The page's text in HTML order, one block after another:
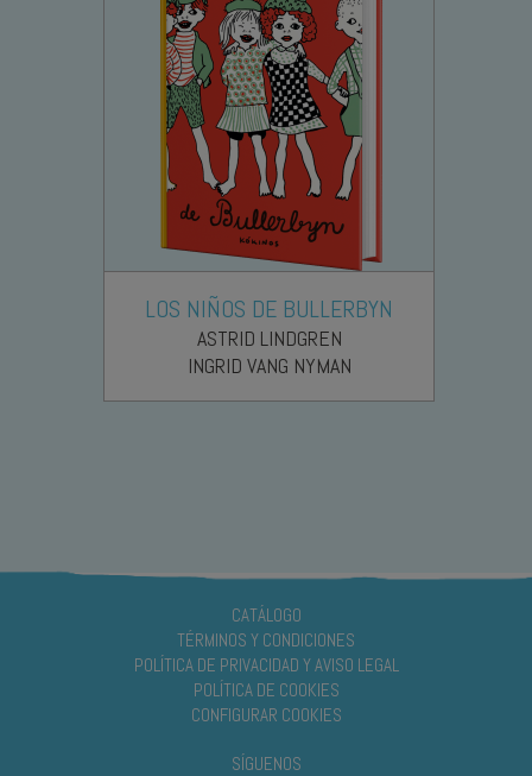
LOS NIÑOS DE BULLERBYN
ASTRID LINDGREN
INGRID VANG NYMAN
CATÁLOGO
TÉRMINOS Y CONDICIONES
POLÍTICA DE PRIVACIDAD Y AVISO LEGAL
POLÍTICA DE COOKIES
CONFIGURAR COOKIES
SÍGUENOS